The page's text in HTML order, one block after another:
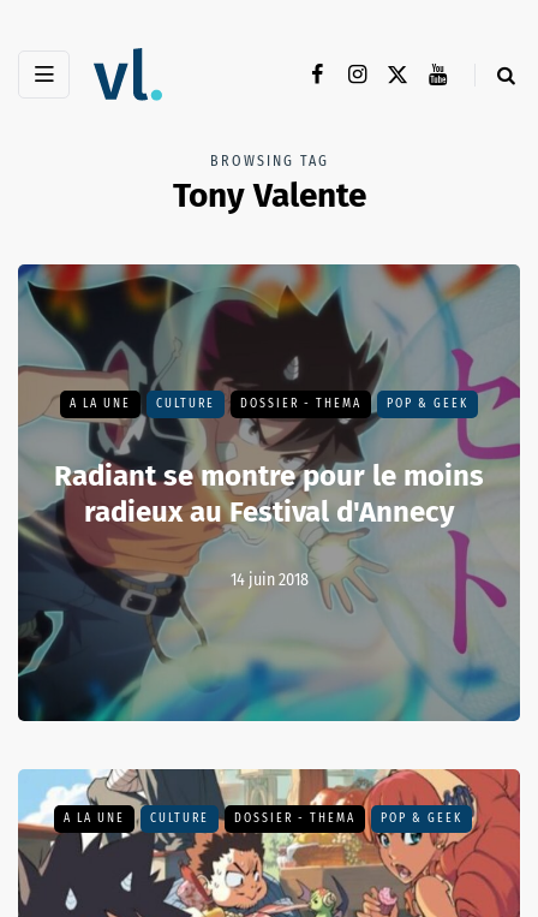
BROWSING TAG
Tony Valente
A LA UNE CULTURE DOSSIER - THEMA POP & GEEK
Radiant se montre pour le moins
radieux au Festival d'Annecy
14 juin 2018
A LA UNE CULTURE DOSSIER - THEMA POP & GEEK